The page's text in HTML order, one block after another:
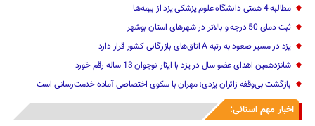
مطالبه 4 همتی دانشگاه علوم پزشکی یزد از بیمه‌ها
ثبت دمای 50 درجه و بالاتر در شهرهای استان بوشهر
یزد در مسیر صعود به رتبه A اتاق‌های بازرگانی کشور قرار دارد
شانزدهمین اهدای عضو سال در یزد با ایثار نوجوان 13 ساله رقم خورد
بازگشت بی‌وقفه زائران یزدی؛ مهران با سکوی اختصاصی آماده خدمت‌رسانی است
اخبار مهم استانی: